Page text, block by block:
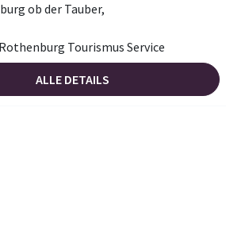
ob der Tauber,
Tourismus Service
ALLE DETAILS